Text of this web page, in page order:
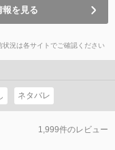
を見る
況は各サイトでご確認ください
ネタバレ
1,999件のレビュー